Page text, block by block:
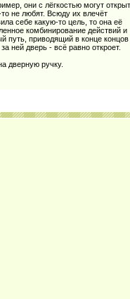
они с лёгкостью могут
не любят. Всюду их влечёт
себе какую-то цель, то она её
комбинирование действий и
путь, приводящий в конце концов
ней дверь - всё равно откроет.
дверную ручку.